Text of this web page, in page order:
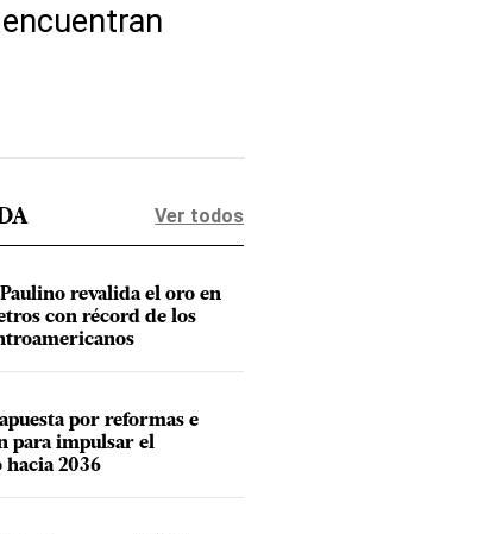
Ver todos
revalida el oro en
con récord de los
por reformas e
para impulsar el
2036